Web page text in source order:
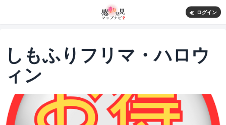
ログイン
しもふりフリマ・ハロウ
ィン